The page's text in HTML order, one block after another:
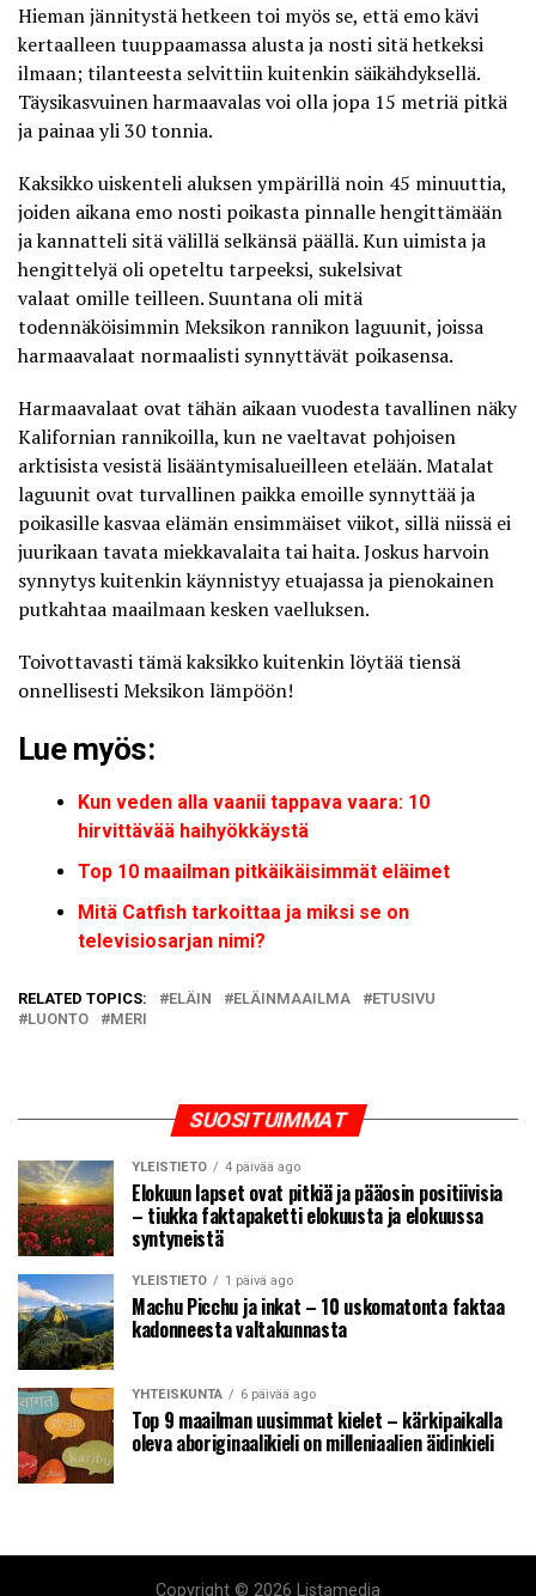
Hieman jännitystä hetkeen toi myös se, että emo kävi
kertaalleen tuuppaamassa alusta ja nosti sitä hetkeksi
ilmaan; tilanteesta selvittiin kuitenkin säikähdyksellä.
Täysikasvuinen harmaavalas voi olla jopa 15 metriä pitkä
ja painaa yli 30 tonnia.
Kaksikko uiskenteli aluksen ympärillä noin 45 minuuttia,
joiden aikana emo nosti poikasta pinnalle hengittämään
ja kannatteli sitä välillä selkänsä päällä. Kun uimista ja
hengittelyä oli opeteltu tarpeeksi, sukelsivat
valaat omille teilleen. Suuntana oli mitä
todennäköisimmin Meksikon rannikon laguunit, joissa
harmaavalaat normaalisti synnyttävät poikasensa.
Harmaavalaat ovat tähän aikaan vuodesta tavallinen näky
Kalifornian rannikoilla, kun ne vaeltavat pohjoisen
arktisista vesistä lisääntymisalueilleen etelään. Matalat
laguunit ovat turvallinen paikka emoille synnyttää ja
poikasille kasvaa elämän ensimmäiset viikot, sillä niissä ei
juurikaan tavata miekkavalaita tai haita. Joskus harvoin
synnytys kuitenkin käynnistyy etuajassa ja pienokainen
putkahtaa maailmaan kesken vaelluksen.
Toivottavasti tämä kaksikko kuitenkin löytää tiensä
onnellisesti Meksikon lämpöön!
Lue myös:
Kun veden alla vaanii tappava vaara: 10
hirvittävää haihyökkäystä
Top 10 maailman pitkäikäisimmät eläimet
Mitä Catfish tarkoittaa ja miksi se on
televisiosarjan nimi?
RELATED TOPICS: ELÄIN ELÄINMAAILMA
ETUSIVU
LUONTO
MERI
SUOSITUIMMAT
YLEISTIETO 4 päivää ago
Elokuun lapset ovat pitkiä ja pääosin positiivisia
– tiukka faktapaketti elokuusta ja elokuussa
syntyneistä
YLEISTIETO 1 päivä ago
Machu Picchu ja inkat – 10 uskomatonta faktaa
kadonneesta valtakunnasta
YHTEISKUNTA 6 päivää ago
Top 9 maailman uusimmat kielet – kärkipaikalla
oleva aboriginaalikieli on milleniaalien äidinkieli
Copyright © 2026 Listamedia